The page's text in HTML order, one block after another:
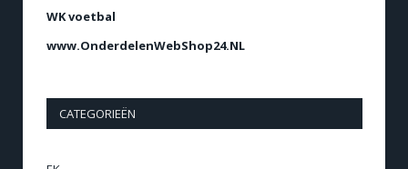
WK voetbal
www.OnderdelenWebShop24.NL
CATEGORIEËN